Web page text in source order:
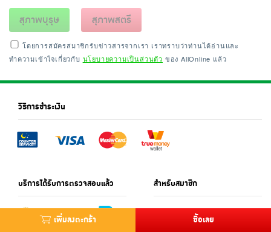
เพิ่มลงตะกร้า ซื้อเลย
สุภาพบุรุษ สุภาพสตรี
โดยการสมัครสมาชิกรับข่าวสารจากเรา เราทราบว่าท่านได้อ่านและ
ทำความเข้าใจเกี่ยวกับ นโยบายความเป็นส่วนตัว ของ AllOnline แล้ว
วิธีการชำระเงิน
บริการได้รับการตรวจสอบแล้ว สำหรับสมาชิก